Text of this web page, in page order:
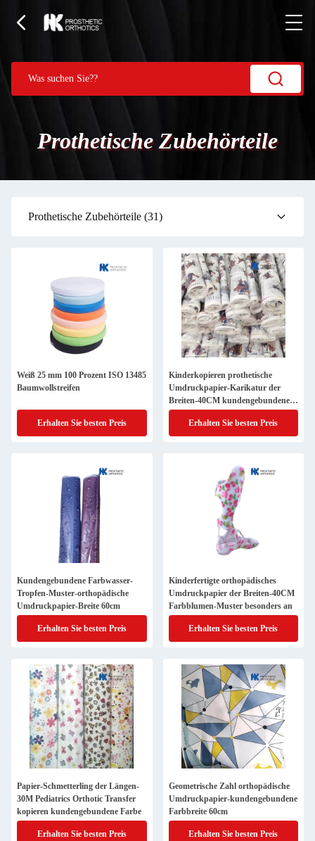
Prothetische Zubehörteile
Prothetische Zubehörteile (31)
Weiß 25 mm 100 Prozent ISO 13485
Baumwollstreifen
Erhalten Sie besten Preis
Kinderkopieren prothetische
Umdruckpapier-Karikatur der
Breiten-40CM kundengebundene
Farbe
Erhalten Sie besten Preis
Kundengebundene Farbwasser-
Tropfen-Muster-orthopädische
Umdruckpapier-Breite 60cm
Erhalten Sie besten Preis
Kinderfertigte orthopädisches
Umdruckpapier der Breiten-40CM
Farbblumen-Muster besonders an
Erhalten Sie besten Preis
Papier-Schmetterling der Längen-
30M Pediatrics Orthotic Transfer
kopieren kundengebundene Farbe
Erhalten Sie besten Preis
Geometrische Zahl orthopädische
Umdruckpapier-kundengebundene
Farbbreite 60cm
Erhalten Sie besten Preis